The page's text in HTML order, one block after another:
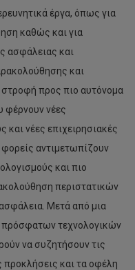
έργα, όπως για
καθώς και για
ασφάλειας και
και
στροφή προς πιο αυτόνομα
νέες
νέες επιχειρησιακές
φορείς αντιμετωπίζουν
και πιο
περιστατικών
Μετά από μια
τεχνολογικών
να συζητήσουν τις
προκλήσεις και τα οφέλη